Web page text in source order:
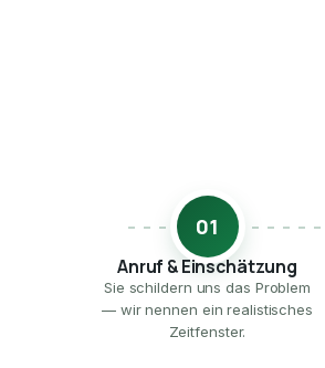
01
Anruf & Einschätzung
Sie schildern uns das Problem
— wir nennen ein realistisches
Zeitfenster.